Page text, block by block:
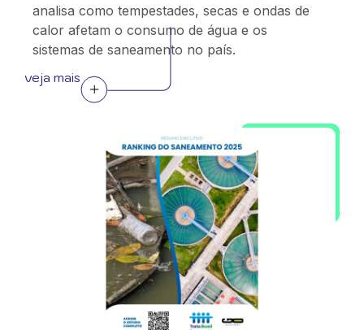
analisa como tempestades, secas e ondas de
calor afetam o consumo de água e os
sistemas de saneamento no país.
veja mais